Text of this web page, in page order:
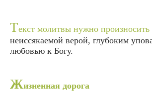
Текст молитвы нужно
неиссякаемой верой, глубоким
любовью к Богу.
Жизненная дорога